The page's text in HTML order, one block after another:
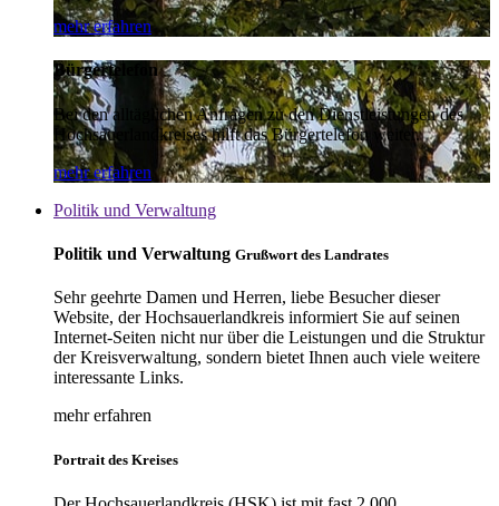
mehr erfahren
Bürgertelefon
Bei den alltäglichen Anfragen zu den Dienstleistungen des
Hochsauerlandkreises hilft das Bürgertelefon weiter.
mehr erfahren
Politik und Verwaltung
Politik und Verwaltung Grußwort des Landrates
Sehr geehrte Damen und Herren, liebe Besucher dieser
Website, der Hochsauerlandkreis informiert Sie auf seinen
Internet-Seiten nicht nur über die Leistungen und die Struktur
der Kreisverwaltung, sondern bietet Ihnen auch viele weitere
interessante Links.
mehr erfahren
Portrait des Kreises